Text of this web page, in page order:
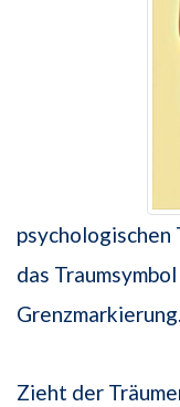
das
Grenzmarkierung.
Zieht der